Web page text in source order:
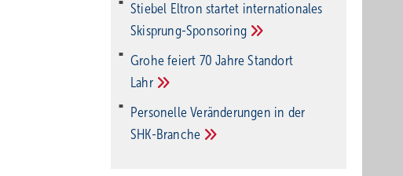
Stiebel Eltron startet internatio­nales
Ski­sprung-Spon­soring
Grohe feiert 70 Jahre Standort
Lahr
Personelle Veränderungen in der
SHK-Branche